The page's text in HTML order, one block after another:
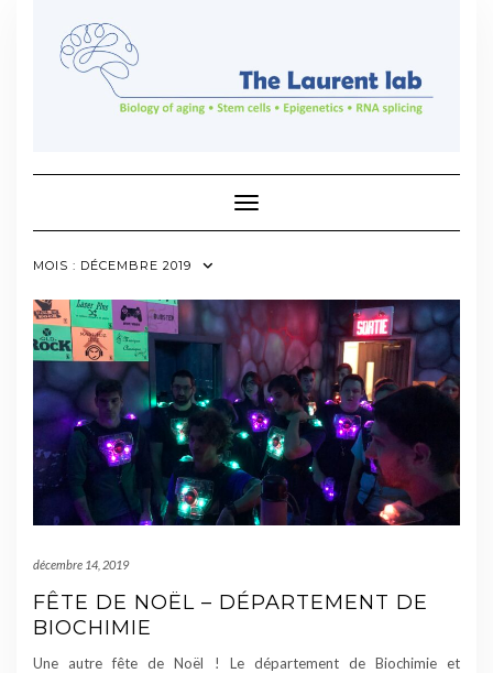
Toggle Navigation
MOIS : DÉCEMBRE 2019
décembre 14, 2019
FÊTE DE NOËL – DÉPARTEMENT DE
BIOCHIMIE
Une autre fête de Noël ! Le département de Biochimie et